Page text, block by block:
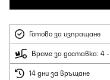
Готово за изпращане
Време за доставка: 4
14 дни за връщане